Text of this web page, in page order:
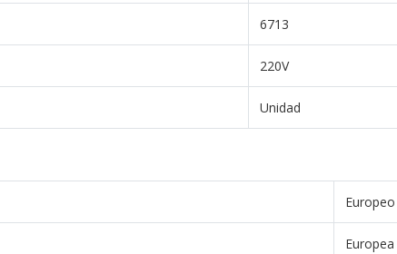
6713
220V
Unidad
Europeo
Europea